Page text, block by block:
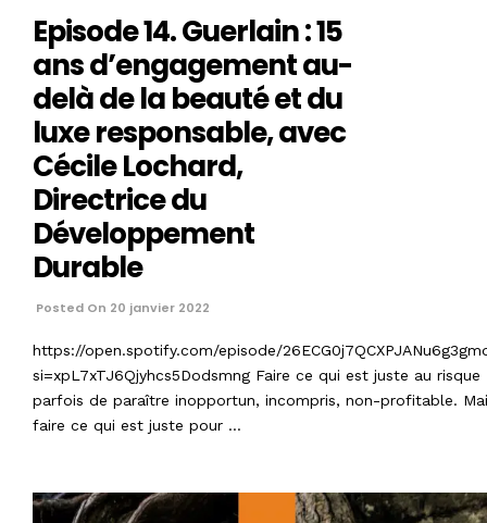
Episode 14. Guerlain : 15
ans d’engagement au-
delà de la beauté et du
luxe responsable, avec
Cécile Lochard,
Directrice du
Développement
Durable
Posted On 20 janvier 2022
https://open.spotify.com/episode/
si=xpL7xTJ6Qjyhcs5Dodsmng Faire ce qui est juste au risque
parfois de paraître inopportun, incompris, non-profitable.
faire ce qui est juste pour …